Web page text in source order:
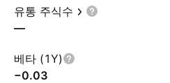
유통 주식수
—
베타 (1Y)
−0.03